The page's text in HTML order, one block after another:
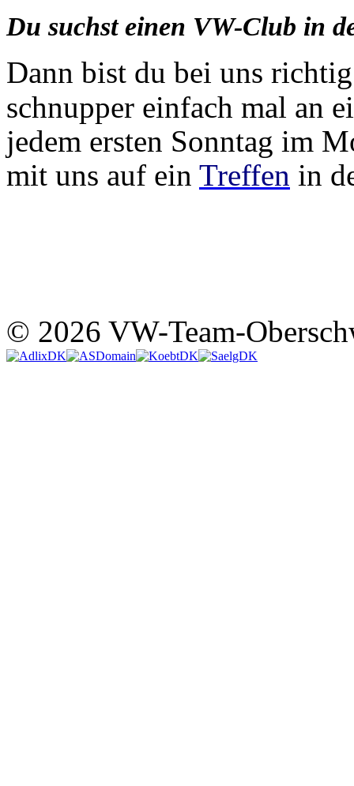
Du suchst einen VW-Club in
Dann bist du bei uns
schnupper einfach mal an
jedem ersten Sonntag im
mit uns auf ein Treffen in
© 2026 VW-Team-